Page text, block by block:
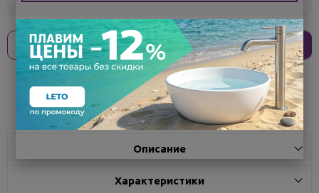
Оплати без переплат 2 198 ₽x 4 платежа
Поделиться
Описание
Характеристики